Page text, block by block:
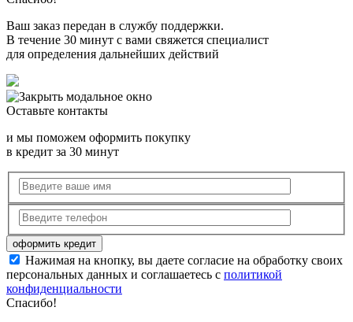
Ваш заказ передан в службу поддержки.
В течение 30 минут с вами свяжется специалист
для определения дальнейших действий
Оставьте контакты
и мы поможем оформить покупку
в кредит за 30 минут
Нажимая на кнопку, вы даете согласие на обработку своих
персональных данных и соглашаетесь с политикой
конфиденциальности
Спасибо!